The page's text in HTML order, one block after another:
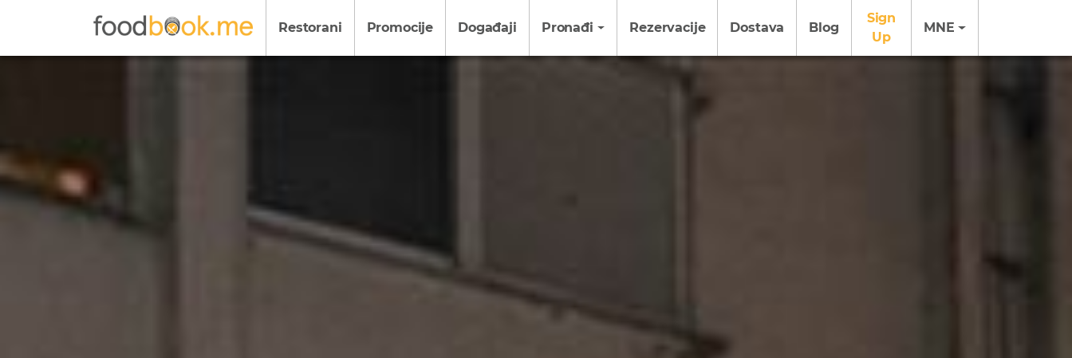
Restorani Promocije Događaji Pronađi Rezervacije Dostava Blog
Sign
Up
MNE